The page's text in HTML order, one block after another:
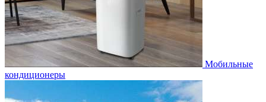
Мобильные
кондиционеры